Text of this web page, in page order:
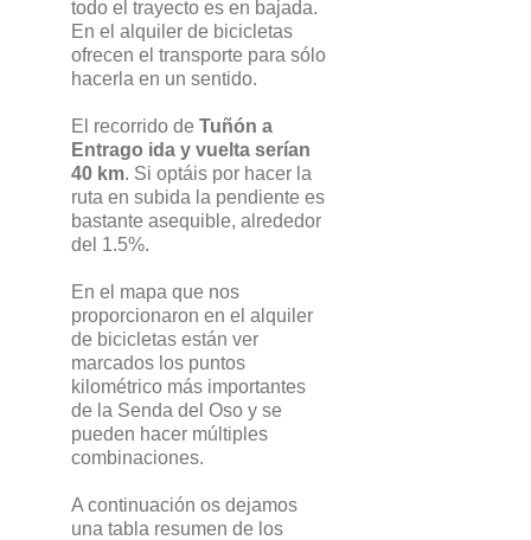
todo el trayecto es en bajada.
En el alquiler de bicicletas
ofrecen el transporte para sólo
hacerla en un sentido.
El recorrido de Tuñón a
Entrago ida y vuelta serían
40 km. Si optáis por hacer la
ruta en subida la pendiente es
bastante asequible, alrededor
del 1.5%.
En el mapa que nos
proporcionaron en el alquiler
de bicicletas están ver
marcados los puntos
kilométrico más importantes
de la Senda del Oso y se
pueden hacer múltiples
combinaciones.
A continuación os dejamos
una tabla resumen de los